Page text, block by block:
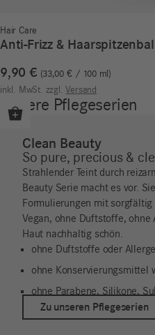
Hair Care
Anti-Frizz &
9,90 € 33,00€ / 100 ml
inkl. MwSt. zzgl. Versand
Unsere Pflegeserien
Clean Beauty
So pure, precious &
Strahlender Teint durch
Beauty Serie macht es vor.
Formulierungen mit
Vegan, ohne Duftstoffe,
Haut nachhaltig schön.
ohne Duftstoffe oder
ohne Konservierungsmittel
ohne Parabene, Silikone,
Zu unseren Pflegeserien